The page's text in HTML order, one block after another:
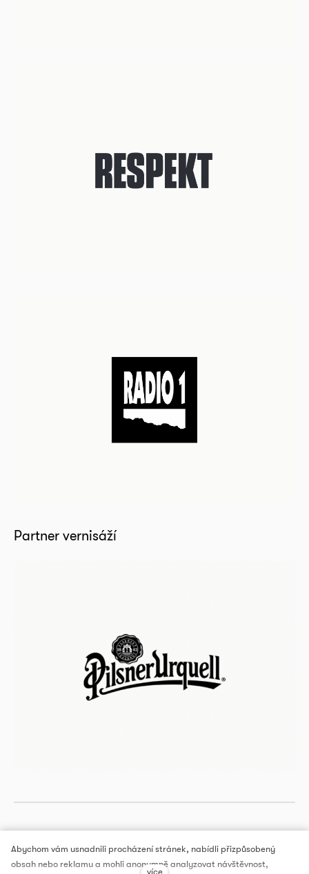
Partner vernisáží
Abychom vám usnadnili procházení stránek, nabídli přizpůsobený
obsah nebo reklamu a mohli anonymně analyzovat návštěvnost,
více